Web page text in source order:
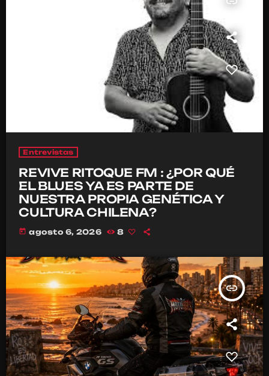
Entrevistas
REVIVE RITOQUE FM : ¿POR QUÉ
EL BLUES YA ES PARTE DE
NUESTRA PROPIA GENÉTICA Y
CULTURA CHILENA?
today agosto 6, 2026 8
insert_link